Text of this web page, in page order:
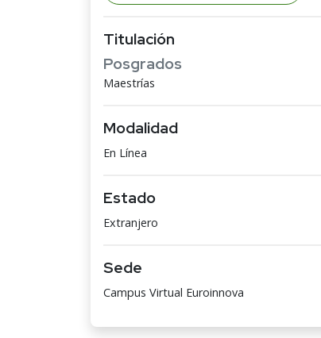
Titulación
Posgrados
Maestrías
Modalidad
En Línea
Estado
Extranjero
Sede
Campus Virtual Euroinnova